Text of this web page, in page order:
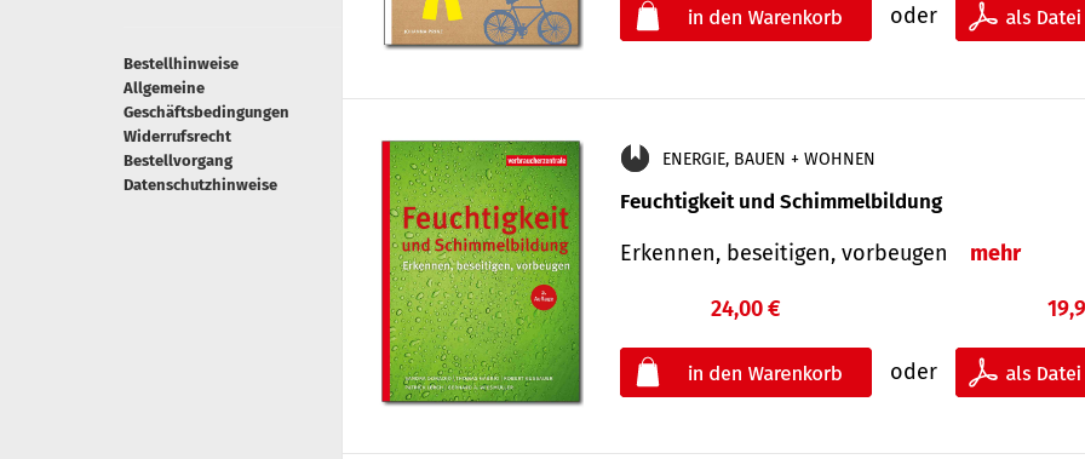
Bestellhinweise
Allgemeine
Geschäftsbedingungen
Widerrufsrecht
Bestellvorgang
Datenschutzhinweise
oder
ENERGIE, BAUEN + WOHNEN
Feuchtigkeit und Schimmelbildung
Erkennen, beseitigen, vorbeugen mehr
24,00 €
oder